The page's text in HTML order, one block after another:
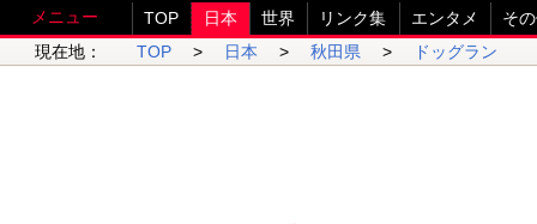
メニュー TOP 日本 世界 リンク集 エンタメ
そ
現在地：
TOP > 日本 > 秋田県 > ドッグラン